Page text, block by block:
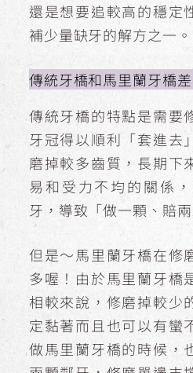
還是想要追較高的穩定
補少量缺牙的解方之一。
傳統牙橋和馬里蘭牙橋
傳統牙橋的特點是需要
牙冠得以順利「套進去
磨掉較多齒質，長期下
易和受力不均的關係
牙，導致「做一顆、賠
但是～馬里蘭牙橋在修
多喔！由於馬里蘭牙橋
相較來說，修磨掉較少
定黏著而且也可以有蠻
做馬里蘭牙橋的時候，